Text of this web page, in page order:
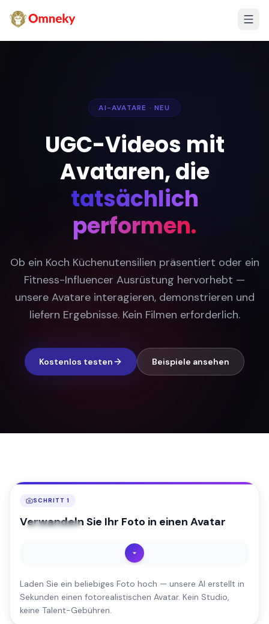
AI-AVATARE · NEU
UGC-Videos mit
Avataren, die
tatsächlich
performen.
Ob ein Koch Küchenutensilien präsentiert oder ein
Fitness-Influencer Ausrüstung hervorhebt —
unsere Avatare interagieren, demonstrieren und
liefern Ergebnisse. Kein Filmen erforderlich.
Kostenlos testen Beispiele ansehen
SCHRITT 1
Verwandeln Sie Ihr Foto in einen Avatar
📷Eingabefoto
Laden Sie ein beliebiges Foto hoch — unsere AI erstellt in
Sekunden einen fotorealistischen Avatar. Kein Studio,
keine Talent-Gebühren.